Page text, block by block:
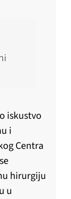
iskustvo
i
Centra
hirurgiju
u